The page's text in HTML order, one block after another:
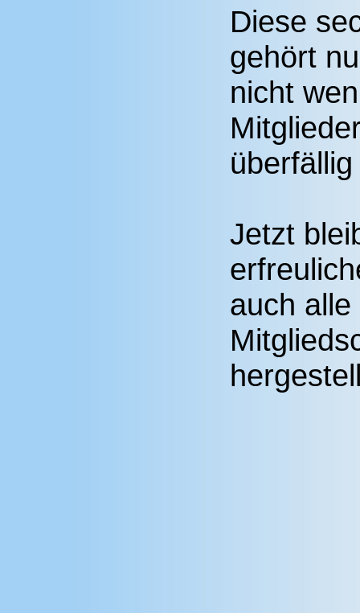
Diese
gehört
nicht
Jetzt
auch